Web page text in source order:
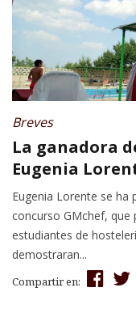
Breves
La ganadora
Eugenia
Eugenia Lorente se ha
concurso GMchef,
estudiantes de
demostraran...
Compartir en: